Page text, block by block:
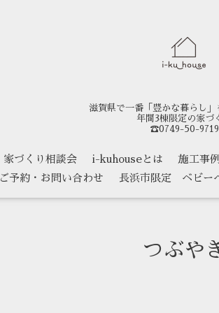
滋賀県で一番「豊かな暮らし」
年間3棟限定の家づ
☎0749-50-9719
家づくり相談会 i-kuhouseとは 施工事
ご予約・お問い合わせ
長浜市限定 ベビー
つぶや